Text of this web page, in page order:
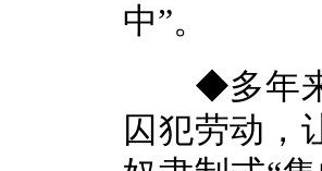
中”。
◆多年来
囚犯劳动，